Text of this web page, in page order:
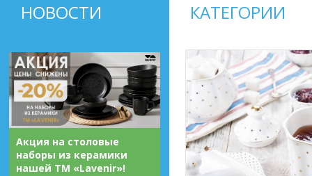
НОВОСТИ
Акция на столовые
наборы из керамики
нашей ТМ «Lavenir»!
КАТЕГОРИИ